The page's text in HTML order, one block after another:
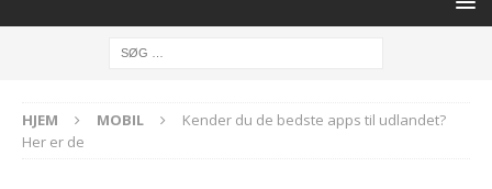
HJEM MOBIL
Kender du de bedste apps til udlandet?
Her er de